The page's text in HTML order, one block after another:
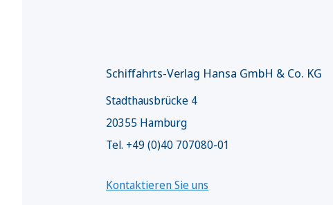
Schiffahrts-Verlag Hansa GmbH & Co. KG
Stadthausbrücke 4
20355 Hamburg
Tel. +49 (0)40 707080-01
Kontaktieren Sie uns